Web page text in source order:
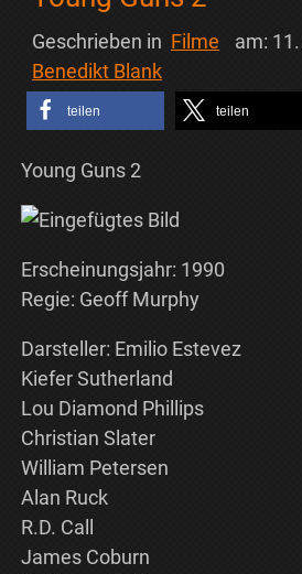
Geschrieben in Filme am:
Benedikt Blank
teilen teilen
Young Guns 2
Erscheinungsjahr: 1990
Regie: Geoff Murphy
Darsteller: Emilio Estevez
Kiefer Sutherland
Lou Diamond Phillips
Christian Slater
William Petersen
Alan Ruck
R.D. Call
James Coburn